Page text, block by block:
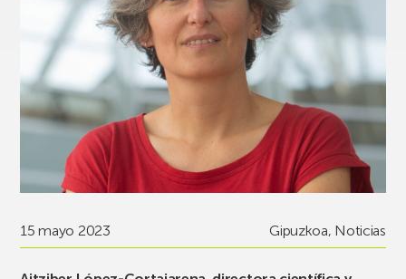
15 mayo 2023 Gipuzkoa, Noticias